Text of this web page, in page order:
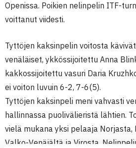
Openissa. Poikien nelinpelin ITF-
voittanut viidesti.
Tyttöjen kaksinpelin voitosta
venäläiset, ykkössijoitettu Anna
kakkossijoitettu vasuri Daria
ei voiton luvuin 6-2, 7-6(5).
Tyttöjen kaksinpeli meni vahvasti
hallinnassa puolivälieristä lähtien.
vielä mukana yksi pelaaja Norjasta,
Valko-Venäjältä ja Virosta.